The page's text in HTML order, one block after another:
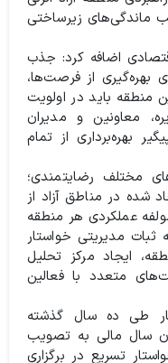
ماندگی‌های زیرساختی
اضافه کرد: جذب
بهره‌گیری از فرصت‌ها،
منطقه باید در اولویت
معاونین و مدیران
بهره‌برداری از تمام
مختلف رضایتمندی؛
شده در مناطق آزاد از
عملکردی هر منطقه
ثبات مدیریتی خواستار
ایجاد مرکز تحلیل
متعدد با فعالین
طی ده سال گذشته
سال مالی به تصویب
تسریع در برگزاری